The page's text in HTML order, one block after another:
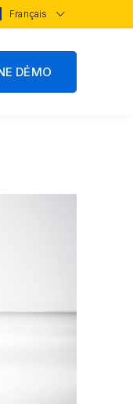
Français
DÉMO